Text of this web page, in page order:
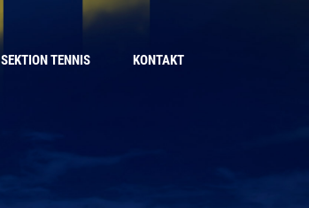
SEKTION TENNIS KONTAKT